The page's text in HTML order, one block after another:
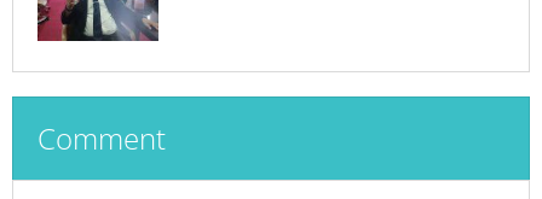
Comment